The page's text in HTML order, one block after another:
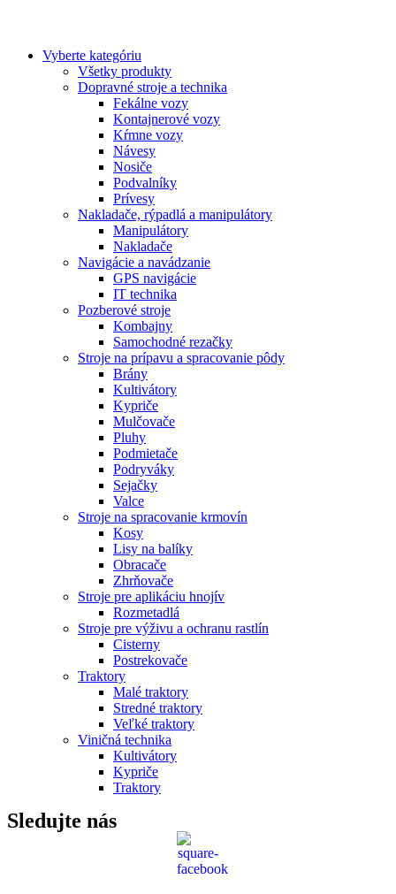
Vyberte kategóriu
Všetky produkty
Dopravné stroje a technika
Fekálne vozy
Kontajnerové vozy
Kŕmne vozy
Návesy
Nosiče
Podvalníky
Prívesy
Nakladače, rýpadlá a manipulátory
Manipulátory
Nakladače
Navigácie a navádzanie
GPS navigácie
IT technika
Pozberové stroje
Kombajny
Samochodné rezačky
Stroje na prípavu a spracovanie pôdy
Brány
Kultivátory
Kypriče
Mulčovače
Pluhy
Podmietače
Podryváky
Sejačky
Valce
Stroje na spracovanie krmovín
Kosy
Lisy na balíky
Obracače
Zhrňovače
Stroje pre aplikáciu hnojív
Rozmetadlá
Stroje pre výživu a ochranu rastlín
Cisterny
Postrekovače
Traktory
Malé traktory
Stredné traktory
Veľké traktory
Viničná technika
Kultivátory
Kypriče
Traktory
Sledujte nás